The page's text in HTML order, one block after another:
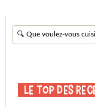
Le Top des